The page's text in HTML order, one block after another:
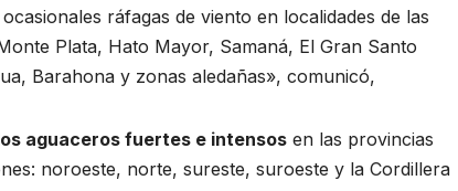
ráfagas de viento en localidades de las
Plata, Hato Mayor, Samaná, El Gran Santo
Barahona y zonas aledañas», comunicó,
aguaceros fuertes e intensos en las provincias
noroeste, norte, sureste, suroeste y la Cordillera